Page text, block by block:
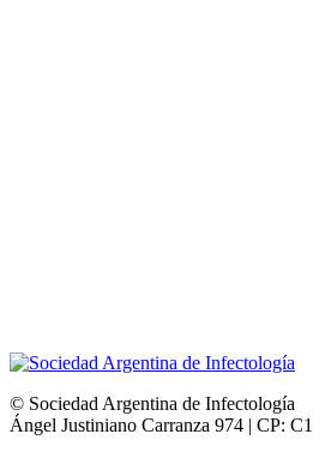
© Sociedad Argentina de Infectología
Ángel Justiniano Carranza 974 | CP: